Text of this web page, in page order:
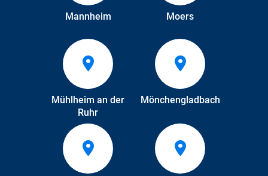
Mannheim Moers
Mühlheim an der
Ruhr
Mönchengladbach